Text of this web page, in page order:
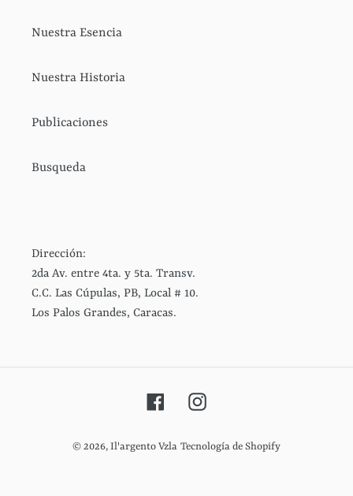
Nuestra Esencia
Nuestra Historia
Publicaciones
Busqueda
Dirección:
2da Av. entre 4ta. y 5ta. Transv.
C.C. Las Cúpulas, PB, Local # 10.
Los Palos Grandes, Caracas.
FacebookInstagram
© 2026, Il'argento Vzla Tecnología de Shopify